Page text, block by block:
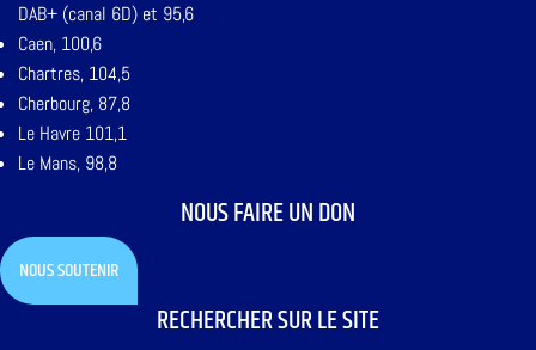
DAB+ (canal 6D) et 95,6
Caen, 100,6
Chartres, 104,5
Cherbourg, 87,8
Le Havre 101,1
Le Mans, 98,8
NOUS FAIRE UN DON
NOUS SOUTENIR
RECHERCHER SUR LE SITE